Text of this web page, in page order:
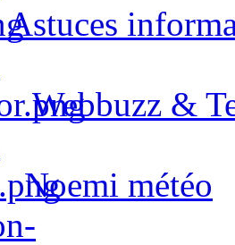
Astuces
Webbuzz &
Noemi météo